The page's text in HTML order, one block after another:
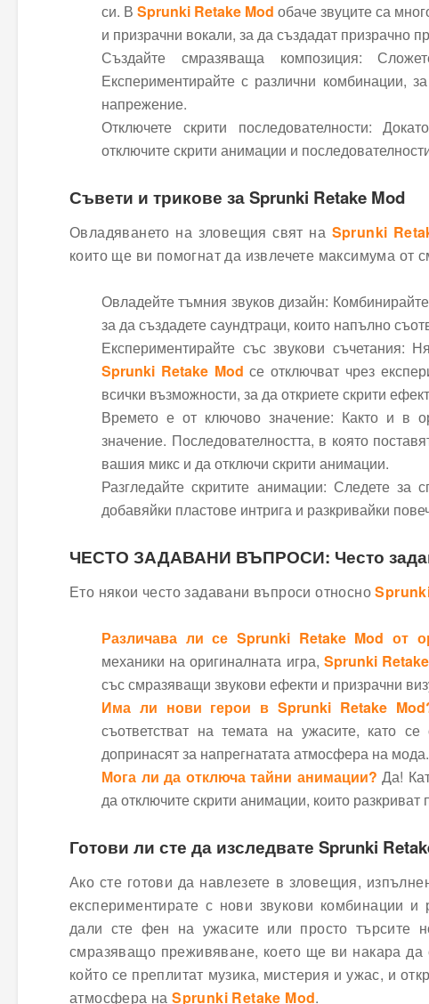
си. В Sprunki Retake Mod обаче звуците са
и призрачни вокали, за да създадат призрачно
Създайте смразяваща композиция:
Експериментирайте с различни комбинации,
напрежение.
Отключете скрити последователности:
отключите скрити анимации и
Съвети и трикове за Sprunki Retake Mod
Овладяването на зловещия свят на Sprunki
които ще ви помогнат да извлечете максимума от
Овладейте тъмния звуков дизайн:
за да създадете саундтраци, които напълно
Експериментирайте със звукови съчетания:
Sprunki Retake Mod се отключват чрез
всички възможности, за да откриете скрити
Времето е от ключово значение: Както и в
значение. Последователността, в която
вашия микс и да отключи скрити анимации.
Разгледайте скритите анимации: Следете за
добавяйки пластове интрига и разкривайки
ЧЕСТО ЗАДАВАНИ ВЪПРОСИ: Често
Ето някои често задавани въпроси относно
Различава ли се Sprunki Retake Mod от
механики на оригиналната игра, Sprunki
със смразяващи звукови ефекти и призрачни
Има ли нови герои в Sprunki Retake
съответстват на темата на ужасите, като
допринасят за напрегнатата атмосфера на мода.
Мога ли да отключа тайни анимации? Да!
да отключите скрити анимации, които разкриват
Готови ли сте да изследвате Sprunki
Ако сте готови да навлезете в зловещия,
експериментирате с нови звукови комбинации
дали сте фен на ужасите или просто търсите
смразяващо преживяване, което ще ви накара да
който се преплитат музика, мистерия и ужас, и
атмосфера наSprunki Retake Mod.